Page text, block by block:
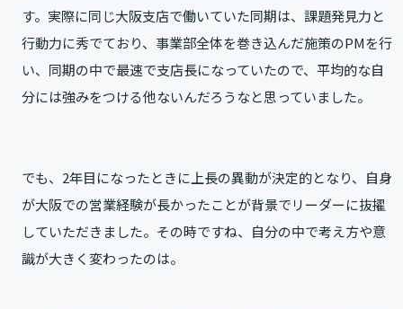
す。実際に同じ大阪支店で働いていた同期は、課題発見力と
行動力に秀でており、事業部全体を巻き込んだ施策のPMを行
い、同期の中で最速で支店長になっていたので、平均的な自
分には強みをつける他ないんだろうなと思っていました。
でも、2年目になったときに上長の異動が決定的となり、自身
が大阪での営業経験が長かったことが背景でリーダーに抜擢
していただきました。その時ですね、自分の中で考え方や意
識が大きく変わったのは。